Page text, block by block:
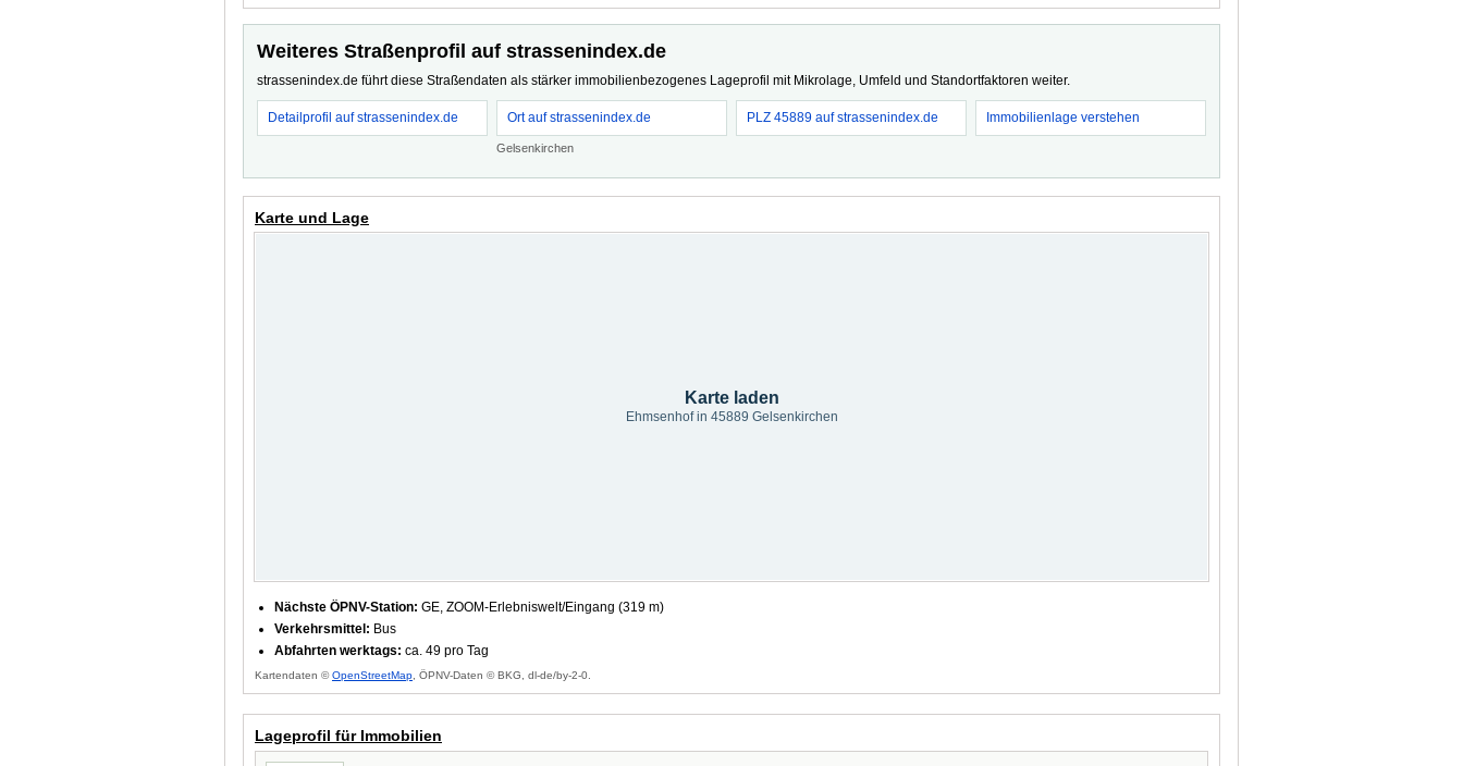
Weiteres Straßenprofil auf strassenindex.de
strassenindex.de führt diese Straßendaten als stärker immobilienbezogenes Lageprofil mit Mikrolage, Umfeld und Standortfaktoren weiter.
Detailprofil auf strassenindex.de Ort auf strassenindex.de
Gelsenkirchen
PLZ 45889 auf strassenindex.de Immobilienlage verstehen
Karte und Lage
Karte laden
Ehmsenhof in 45889 Gelsenkirchen
Nächste ÖPNV-Station: GE, ZOOM-Erlebniswelt/Eingang (319 m)
Verkehrsmittel: Bus
Abfahrten werktags: ca. 49 pro Tag
Kartendaten ©OpenStreetMap , ÖPNV-Daten © BKG, dl-de/by-2-0.
Lageprofil für Immobilien